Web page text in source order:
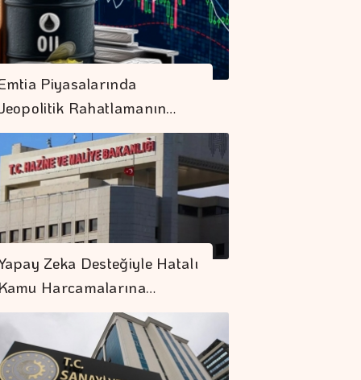
Piyasalarında
Rahatlamanın…
Zeka Desteğiyle Hatalı
Kamu Harcamalarına…